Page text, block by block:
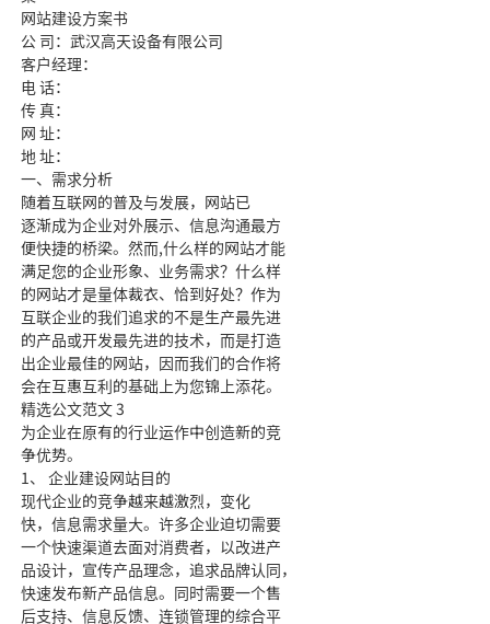
网站建设方案书
公 司：武汉高天设备有限公司
客户经理：
电 话：
传 真：
网 址：
地 址：
一、需求分析
随着互联网的普及与发展，网站已
逐渐成为企业对外展示、信息沟通最方
便快捷的桥梁。然而,什么样的网站才能
满足您的企业形象、业务需求？什么样
的网站才是量体裁衣、恰到好处？作为
互联企业的我们追求的不是生产最先进
的产品或开发最先进的技术，而是打造
出企业最佳的网站，因而我们的合作将
会在互惠互利的基础上为您锦上添花。
精选公文范文 3
为企业在原有的行业运作中创造新的竞
争优势。
1、 企业建设网站目的
现代企业的竞争越来越激烈，变化
快，信息需求量大。许多企业迫切需要
一个快速渠道去面对消费者，以改进产
品设计，宣传产品理念，追求品牌认同，
快速发布新产品信息。同时需要一个售
后支持、信息反馈、连锁管理的综合平